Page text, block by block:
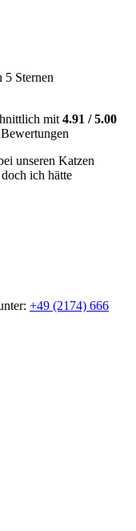
Sternen
mit 4.91 / 5.00
unseren Katzen
ich hätte
+49 (2174) 666